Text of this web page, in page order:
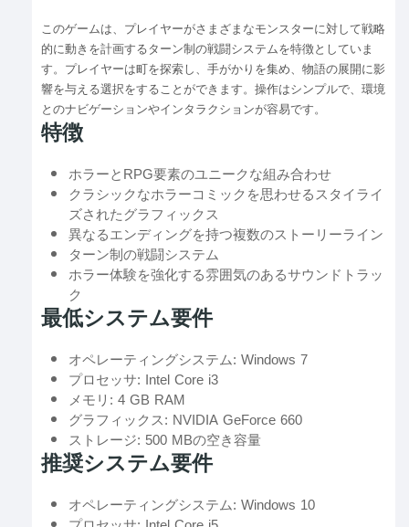
このゲームは、プレイヤーがさまざまなモンスターに対して戦略
的に動きを計画するターン制の戦闘システムを特徴としていま
す。プレイヤーは町を探索し、手がかりを集め、物語の展開に影
響を与える選択をすることができます。操作はシンプルで、環境
とのナビゲーションやインタラクションが容易です。
特徴
ホラーとRPG要素のユニークな組み合わせ
クラシックなホラーコミックを思わせるスタイライ
ズされたグラフィックス
異なるエンディングを持つ複数のストーリーライン
ターン制の戦闘システム
ホラー体験を強化する雰囲気のあるサウンドトラッ
ク
最低システム要件
オペレーティングシステム: Windows 7
プロセッサ: Intel Core i3
メモリ: 4 GB RAM
グラフィックス: NVIDIA GeForce 660
ストレージ: 500 MBの空き容量
推奨システム要件
オペレーティングシステム: Windows 10